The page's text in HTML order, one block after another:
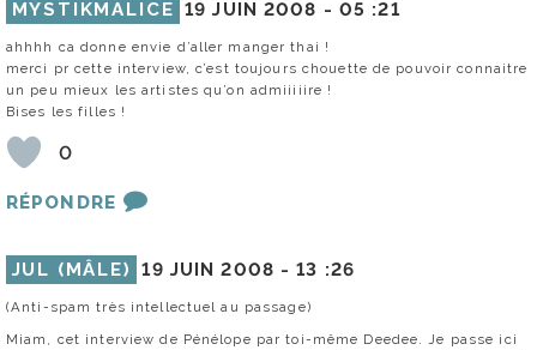
MYSTIKMALICE 19 JUIN 2008 - 05 :21
ahhhh ca donne envie d’aller manger thai !
merci pr cette interview, c’est toujours chouette de pouvoir connaitre
un peu mieux les artistes qu’on admiiiiire !
Bises les filles !
0
RÉPONDRE
JUL (MÂLE) 19 JUIN 2008 -13 :26
(Anti-spam très intellectuel au passage)
Miam, cet interview de Pénélope par toi-même Deedee. Je passe ici